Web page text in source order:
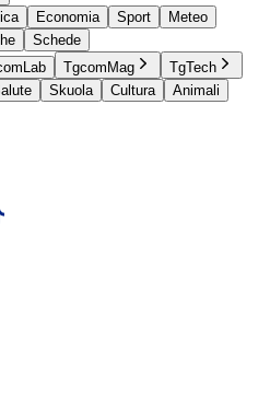
Economia Sport
Meteo
Schede
TgcomMag
TgTech
Skuola Cultura
Animali